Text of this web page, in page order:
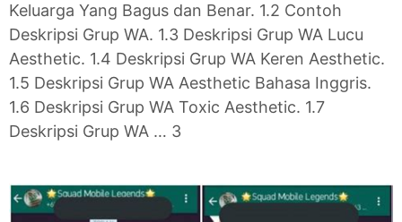
Keluarga Yang Bagus dan Benar. 1.2 Contoh
Deskripsi Grup WA. 1.3 Deskripsi Grup WA Lucu
Aesthetic. 1.4 Deskripsi Grup WA Keren Aesthetic.
1.5 Deskripsi Grup WA Aesthetic Bahasa Inggris.
1.6 Deskripsi Grup WA Toxic Aesthetic. 1.7
Deskripsi Grup WA … 3